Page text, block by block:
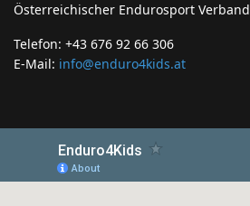
Österreichischer Endurosport Verband
Telefon: +43 676 92 66 306
E-Mail: info@enduro4kids.at